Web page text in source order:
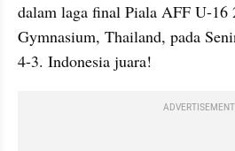
dalam laga final Piala AFF U-16
Gymnasium, Thailand, pada
4-3. Indonesia juara!
ADVERTISEMENT